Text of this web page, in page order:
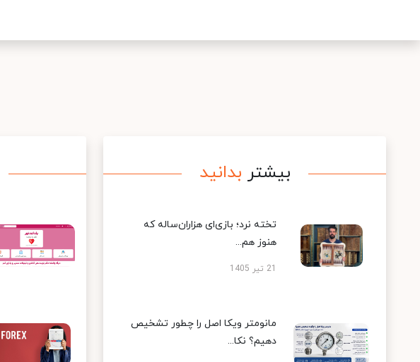
بیشتر بدانید
تخته نرد؛ بازی‌ای هزاران‌ساله که
هنوز هم...
21 تیر 1405
مانومتر ویکا اصل را چطور تشخیص
دهیم؟ نکا...